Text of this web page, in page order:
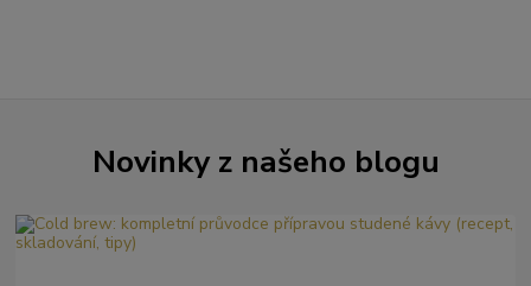
Novinky z našeho blogu